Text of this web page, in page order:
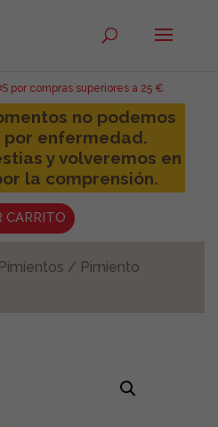
por compras superiores a 25 €
no podemos
por enfermedad.
y volveremos en
la comprensión.
CARRITO
Pimientos / Pimiento